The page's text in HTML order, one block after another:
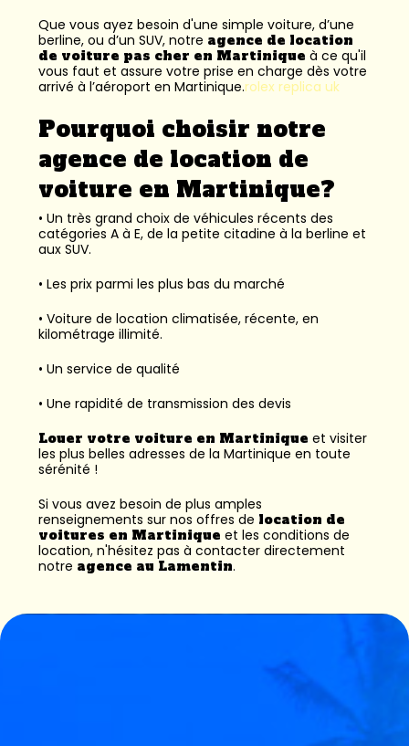
Que vous ayez besoin d'une simple voiture, d’une
berline, ou d’un SUV, notre agence de location
de voiture pas cher en Martinique à ce qu'il
vous faut et assure votre prise en charge dès votre
arrivé à l’aéroport en Martinique.rolex replica uk
Pourquoi choisir notre
agence de location de
voiture en Martinique?
• Un très grand choix de véhicules récents des
catégories A à E, de la petite citadine à la berline et
aux SUV.
• Les prix parmi les plus bas du marché
• Voiture de location climatisée, récente, en
kilométrage illimité.
• Un service de qualité
• Une rapidité de transmission des devis
Louer votre voiture en Martinique et visiter
les plus belles adresses de la Martinique en toute
sérénité !
Si vous avez besoin de plus amples
renseignements sur nos offres de location de
voitures en Martinique et les conditions de
location, n'hésitez pas à contacter directement
notre agence au Lamentin.